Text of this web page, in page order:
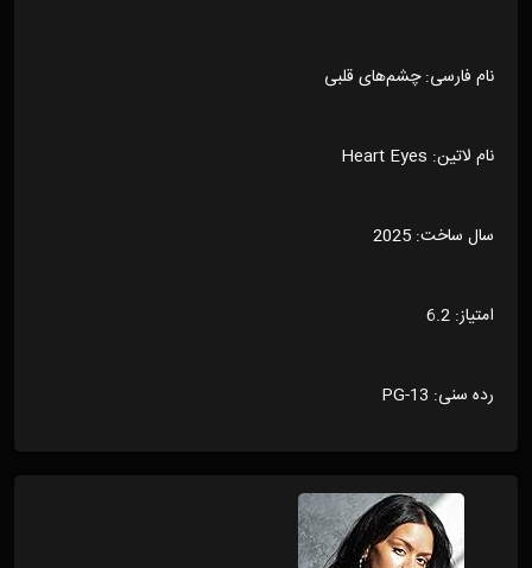
نام فارسی: چشم‌های قلبی
نام لاتین: Heart Eyes
سال ساخت: 2025
امتیاز: 6.2
رده سنی: PG-13